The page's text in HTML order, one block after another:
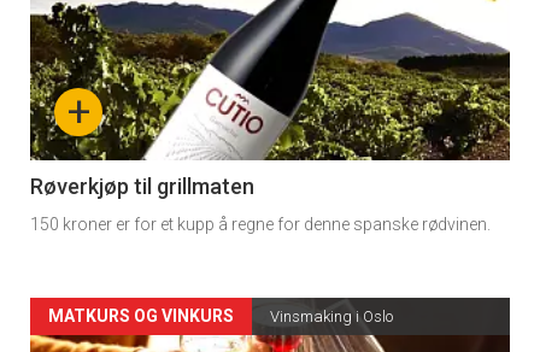
akkurat
nå
-
4
+
Røverkjøp til grillmaten
150 kroner er for et kupp å regne for denne spanske rødvinen.
Forsiden
MATKURS OG VINKURS Vinsmaking i Oslo